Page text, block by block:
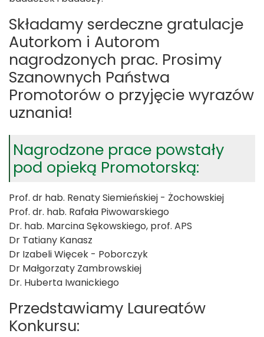
Składamy serdeczne gratulacje
Autorkom i Autorom
nagrodzonych prac. Prosimy
Szanownych Państwa
Promotorów o przyjęcie wyrazów
uznania!
Nagrodzone prace powstały
pod opieką Promotorską:
Prof. dr hab. Renaty Siemieńskiej - Żochowskiej
Prof. dr. hab. Rafała Piwowarskiego
Dr. hab. Marcina Sękowskiego, prof. APS
Dr Tatiany Kanasz
Dr Izabeli Więcek - Poborczyk
Dr Małgorzaty Zambrowskiej
Dr. Huberta Iwanickiego
Przedstawiamy Laureatów
Konkursu: